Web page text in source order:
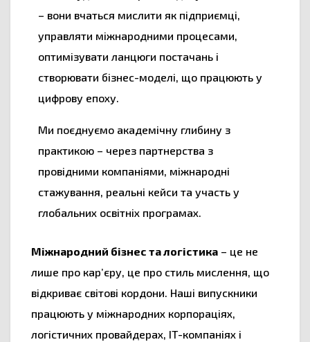
– вони вчаться мислити як підприємці,
управляти міжнародними процесами,
оптимізувати ланцюги постачань і
створювати бізнес-моделі, що працюють у
цифрову епоху.
Ми поєднуємо академічну глибину з
практикою – через партнерства з
провідними компаніями, міжнародні
стажування, реальні кейси та участь у
глобальних освітніх програмах.
Міжнародний бізнес та логістика – це не
лише про кар’єру, це про стиль мислення, що
відкриває світові кордони. Наші випускники
працюють у міжнародних корпораціях,
логістичних провайдерах, IT-компаніях і